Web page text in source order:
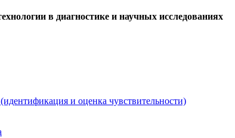
в диагностике и научных исследованиях
и оценка чувствительности)